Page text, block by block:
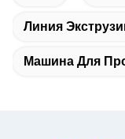
Линия
Машина Для